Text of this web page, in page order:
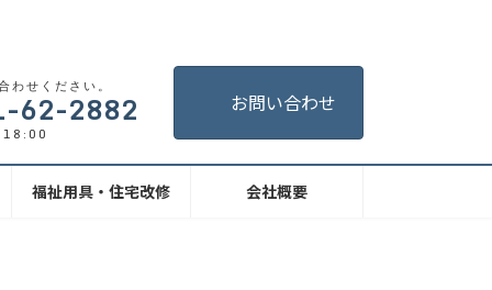
わせください。
62-2882
18:00
お問い合わせ
福祉用具・住宅改修 会社概要